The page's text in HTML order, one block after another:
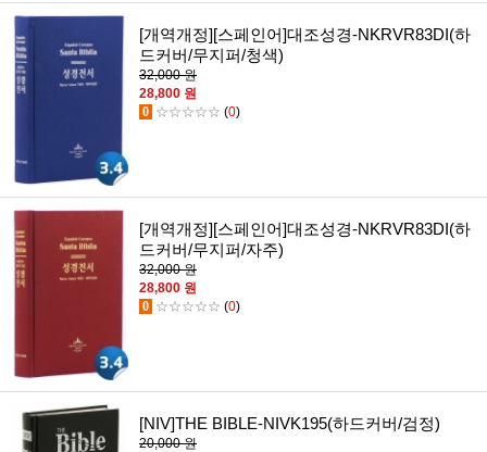
[개역개정][스페인어]대조성경-NKRVR83DI(하
드커버/무지퍼/청색)
32,000 원
28,800 원
0 ☆☆☆☆☆ (0)
[개역개정][스페인어]대조성경-NKRVR83DI(하
드커버/무지퍼/자주)
32,000 원
28,800 원
0 ☆☆☆☆☆ (0)
[NIV]THE BIBLE-NIVK195(하드커버/검정)
20,000 원